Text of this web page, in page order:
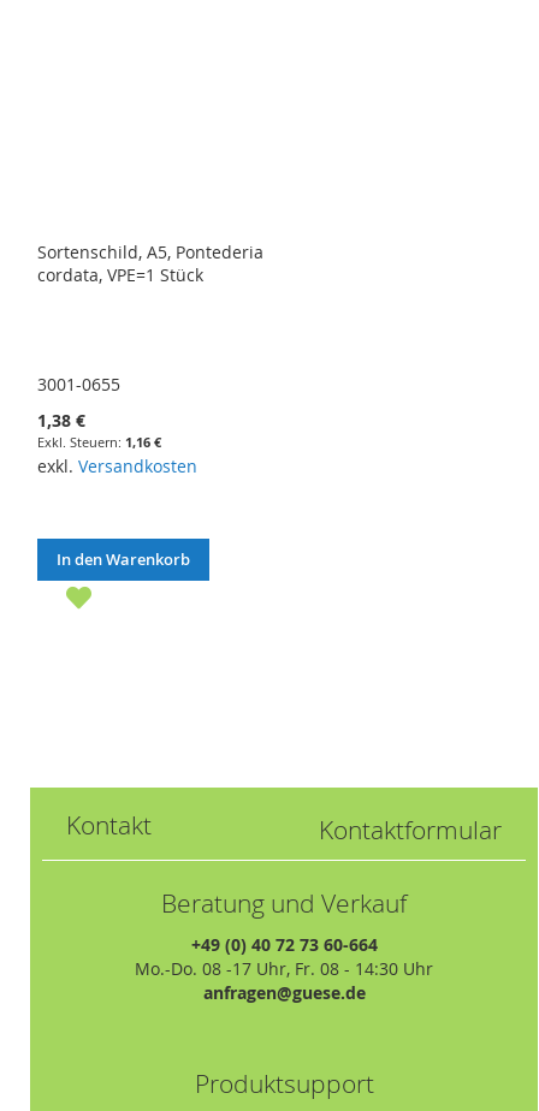
Sortenschild, A5, Pontederia
cordata, VPE=1 Stück
3001-0655
1,38 €
1,16 €
exkl. Versandkosten
In den Warenkorb
Kontakt Kontaktformular
Beratung und Verkauf
+49 (0) 40 72 73 60-664
Mo.-Do. 08 -17 Uhr, Fr. 08 - 14:30 Uhr
anfragen@guese.de
Produktsupport